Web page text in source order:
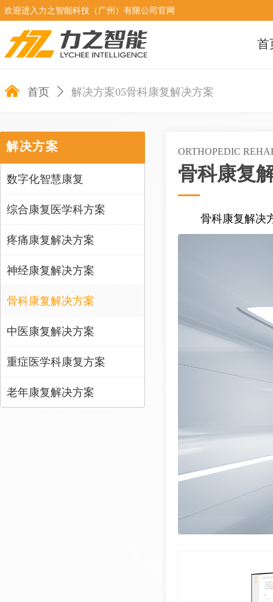
首
欢迎进入力之智能科技（广州）有限公司官网
낀 首页 ꄲ 解决方案05骨科康复解决方案
解决方案
数字化智慧康复
综合康复医学科方案
疼痛康复解决方案
神经康复解决方案
骨科康复解决方案
中医康复解决方案
重症医学科康复方案
老年康复解决方案
骨科康复解决
ORTHOPEDIC
骨科康复